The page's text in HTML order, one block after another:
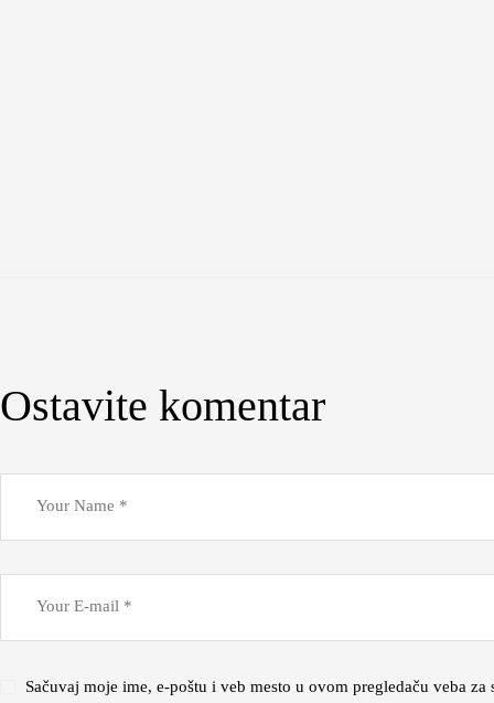
Ostavite komentar
Sačuvaj moje ime, e-poštu i veb mesto u ovom pregledaču veba za